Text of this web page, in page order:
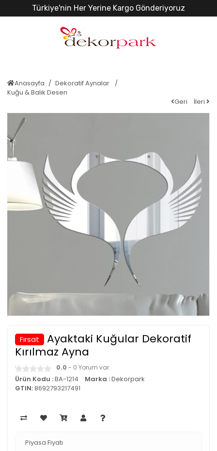
Türkiye'nin Her Yerine Kargo Gönderiyoruz
Anasayfa
Dekoratif Aynalar
Kuğu & Balık Desen
Geri
İleri
Fırsat
Ayaktaki Kuğular Dekoratif
Kırılmaz Ayna
0.0 - 0 Yorum var.
Ürün Kodu :BA-1214 Marka :Dekorpark
GTIN:8692793217491
Piyasa Fiyatı